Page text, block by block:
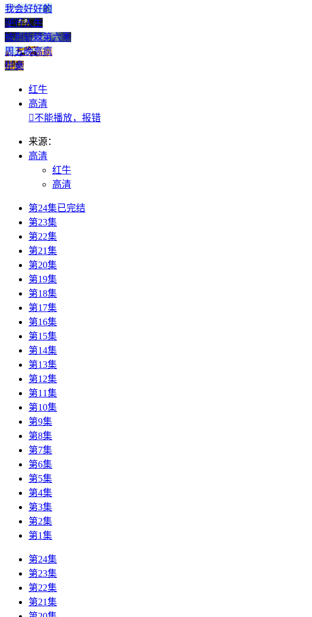
我会好好的
逆行人生
披荆斩棘第六季
周五晚高疯
拼桌
红牛
高清
不能播放，报错
来源：
高清
红牛
高清
第24集已完结
第23集
第22集
第21集
第20集
第19集
第18集
第17集
第16集
第15集
第14集
第13集
第12集
第11集
第10集
第9集
第8集
第7集
第6集
第5集
第4集
第3集
第2集
第1集
第24集
第23集
第22集
第21集